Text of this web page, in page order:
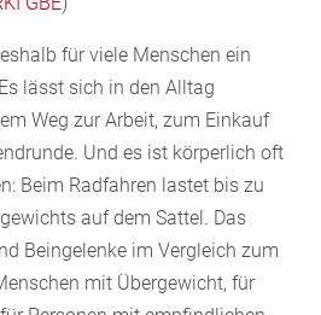
für viele Menschen ein
lässt sich in den Alltag
Weg zur Arbeit, zum Einkauf
Und es ist körperlich oft
Beim Radfahren lastet bis zu
auf dem Sattel. Das
Beingelenke im Vergleich zum
mit Übergewicht, für